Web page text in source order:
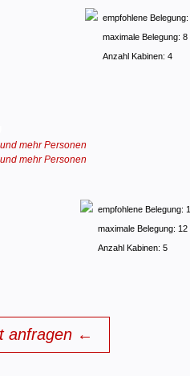
empfohlene
maximale Belegung:
Anzahl Kabinen: 4
empfohlene Belegung:
maximale Belegung:
Anzahl Kabinen: 5
anfragen ←